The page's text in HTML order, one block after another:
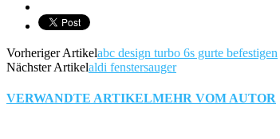
Vorheriger Artikelabc design turbo 6s gurte befestigen
Nächster Artikelaldi fenstersauger
VERWANDTE ARTIKELMEHR VOM AUTOR